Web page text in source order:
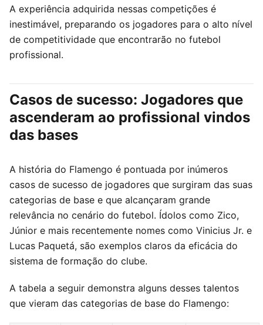
A experiência adquirida nessas competições é
inestimável, preparando os jogadores para o alto nível
de competitividade que encontrarão no futebol
profissional.
Casos de sucesso: Jogadores que
ascenderam ao profissional vindos
das bases
A história do Flamengo é pontuada por inúmeros
casos de sucesso de jogadores que surgiram das suas
categorias de base e que alcançaram grande
relevância no cenário do futebol. Ídolos como Zico,
Júnior e mais recentemente nomes como Vinicius Jr. e
Lucas Paquetá, são exemplos claros da eficácia do
sistema de formação do clube.
A tabela a seguir demonstra alguns desses talentos
que vieram das categorias de base do Flamengo: